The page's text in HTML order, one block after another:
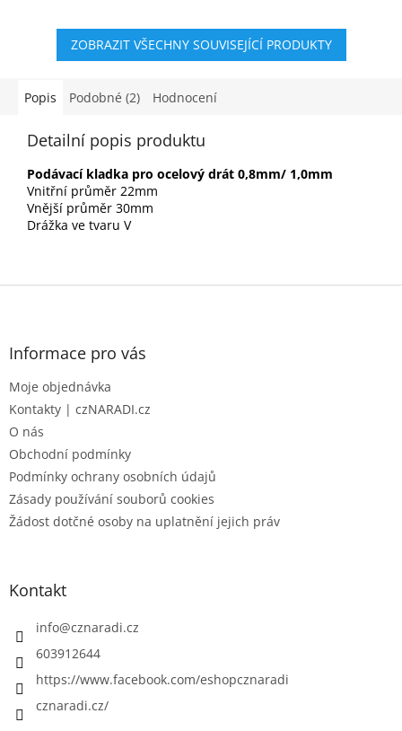
ZOBRAZIT VŠECHNY SOUVISEJÍCÍ PRODUKTY
Popis Podobné (2) Hodnocení
Detailní popis produktu
Podávací kladka pro ocelový drát 0,8mm/ 1,0mm
Vnitřní průměr 22mm
Vnější průměr 30mm
Drážka ve tvaru V
Z
Informace pro vás
Moje objednávka
Kontakty | czNARADI.cz
O nás
Obchodní podmínky
Podmínky ochrany osobních údajů
Zásady používání souborů cookies
Žádost dotčné osoby na uplatnění jejich práv
Kontakt
info@cznaradi.cz
603912644
https://www.facebook.com/eshopcznaradi
cznaradi.cz/